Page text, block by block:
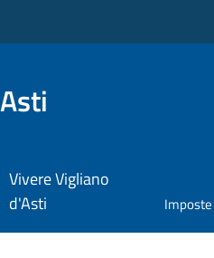
Vivere Vigliano
d'Asti
Imposte